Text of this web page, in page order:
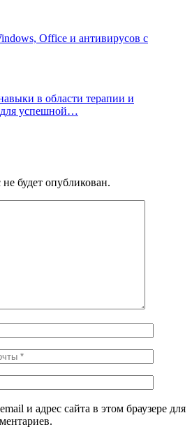
Office и антивирусов с
в области терапии и
успешной…
будет опубликован.
и адрес сайта в этом браузере для